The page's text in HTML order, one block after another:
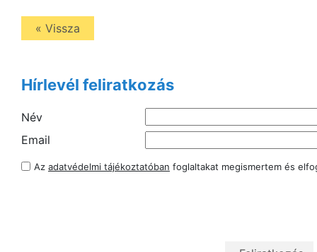
« Vissza
Hírlevél feliratkozás
Név
Email
Az adatvédelmi tájékoztatóban foglaltakat megismertem és